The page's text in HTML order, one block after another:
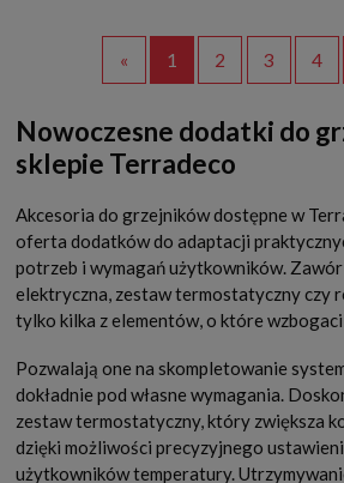
« 1 2 3 4
Nowoczesne dodatki do
sklepie Terradeco
Akcesoria do grzejników dostępne w
oferta dodatków do adaptacji
potrzeb i wymagań użytkowników.
elektryczna, zestaw termostatyczny czy
tylko kilka z elementów, o które
Pozwalają one na skompletowanie
dokładnie pod własne wymagania.
zestaw termostatyczny, który zwiększa
dzięki możliwości precyzyjnego
użytkowników temperatury.